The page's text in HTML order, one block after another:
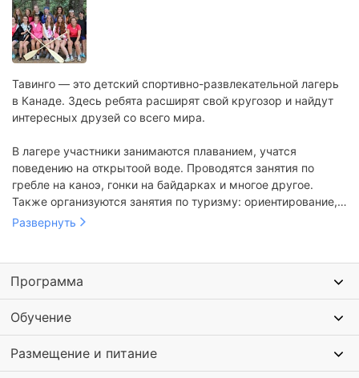
Тавинго — это детский спортивно-развлекательной лагерь
в Канаде. Здесь ребята расширят свой кругозор и найдут
интересных друзей со всего мира.
В лагере участники занимаются плаванием, учатся
поведению на открытоой воде. Проводятся занятия по
гребле на каноэ, гонки на байдарках и многое другое.
Также организуются занятия по туризму: ориентирование,
вязание узлов, обустройство лагеря и приготовление пищи
Развернуть
Программа
Обучение
Размещение и питание